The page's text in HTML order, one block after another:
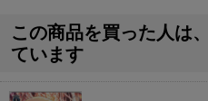
この商品を買った人は
ています